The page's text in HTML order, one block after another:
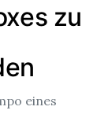
zu
eines